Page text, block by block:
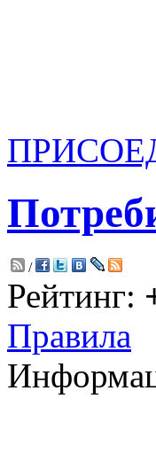
/
Рейтинг:
Правила